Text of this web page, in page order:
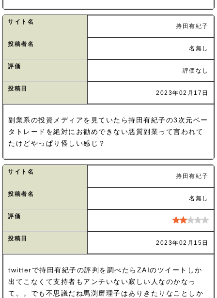
サイト名
持田有紀子
投稿者名
名無し
評価
評価なし
投稿日
2023年02月17日
副業系の投資メディアを見ていたら持田有紀子の3次元ベー
タトレードを絶対にお勧めできない悪質副業って言われて
たけどやっぱり怪しい感じ？
サイト名
持田有紀子
投稿者名
名無し
評価
投稿日
2023年02月15日
twitterで持田有紀子の評判を調べたらZAIのツイートしか
出てこなくて支持者もアンチいない寂しい人なのかなっ
て。。でも不思議だね馬渕磨理子はありきたりなことしか